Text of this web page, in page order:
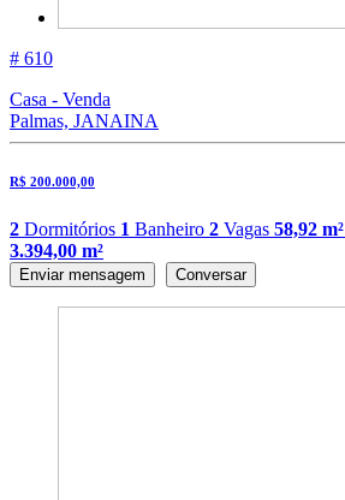
# 610
Casa - Venda
Palmas, JANAINA
R$ 200.000,00
2 Dormitórios 1 Banheiro 2 Vagas 58,92 m²
3.394,00 m²
Enviar mensagem Conversar